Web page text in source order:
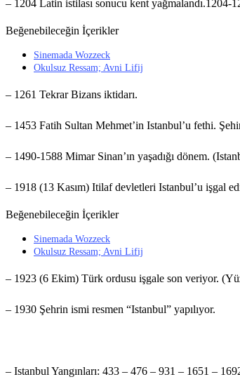
– 1204 Latin istilası sonucu kent
Beğenebileceğin İçerikler
Sinemada Wozzeck
Okulsuz Ressam; Avni Lifij
– 1261 Tekrar Bizans iktidarı.
– 1453 Fatih Sultan Mehmet’in Istanbul’u fethi.
– 1490-1588 Mimar Sinan’ın yaşadığı dönem.
– 1918 (13 Kasım) Itilaf devletleri Istanbul’u işgal
Beğenebileceğin İçerikler
Sinemada Wozzeck
Okulsuz Ressam; Avni Lifij
– 1923 (6 Ekim) Türk ordusu işgale son veriyor.
– 1930 Şehrin ismi resmen “Istanbul” yapılıyor.
– Istanbul Yangınları: 433 – 476 – 931 – 1651 –